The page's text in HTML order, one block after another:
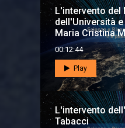
L'intervento del
dell'Università
Maria Cristina
00:12:44
Play
L'intervento
Tabacci